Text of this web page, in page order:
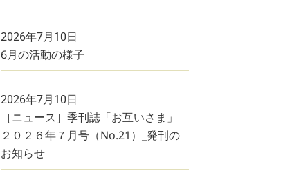
2026年7月10日
6月の活動の様子
2026年7月10日
［ニュース］季刊誌「お互いさま」
２０２６年７月号（No.21）_発刊の
お知らせ